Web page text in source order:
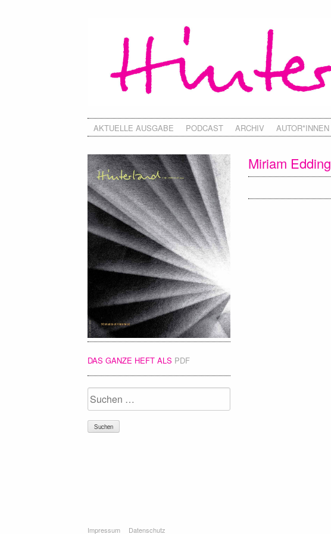
AKTUELLE AUSGABE PODCAST ARCHIV AUTOR*INNEN
Miriam Edding
DAS GANZE HEFT ALS PDF
Suchen
nach:
Impressum Datenschutz